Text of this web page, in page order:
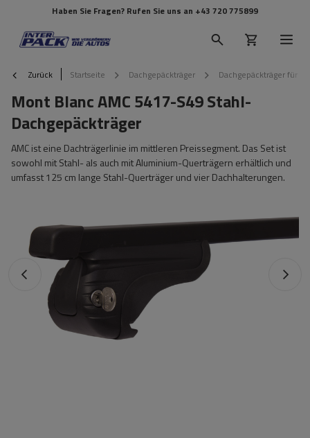
Haben Sie Fragen? Rufen Sie uns an +43 720 775899
Zurück Startseite Dachgepäckträger Dachgepäckträger für
Mont Blanc AMC 5417-S49 Stahl-
Dachgepäckträger
AMC ist eine Dachträgerlinie im mittleren Preissegment. Das Set ist
sowohl mit Stahl- als auch mit Aluminium-Querträgern erhältlich und
umfasst 125 cm lange Stahl-Querträger und vier Dachhalterungen.